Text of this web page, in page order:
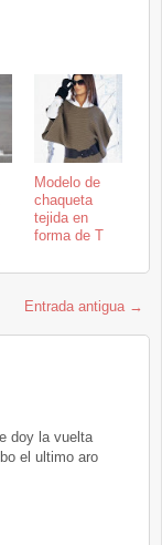
Modelo de
chaqueta
tejida en
forma de T
Entrada antigua →
doy la vuelta
el ultimo aro